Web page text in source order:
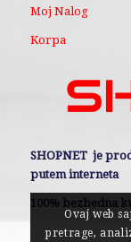
Moj Nalog
Korpa
SHOPNET je
putem interneta
100% bezbedna
Ovaj web
pretrage,